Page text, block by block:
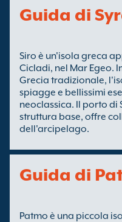
Guida di
Siro è un'isola greca
Cicladi, nel Mar Egeo.
Grecia tradizionale,
spiagge e bellissimi
neoclassica. Il porto di
struttura base, offre
dell'arcipelago.
Guida di
Patmo è una piccola